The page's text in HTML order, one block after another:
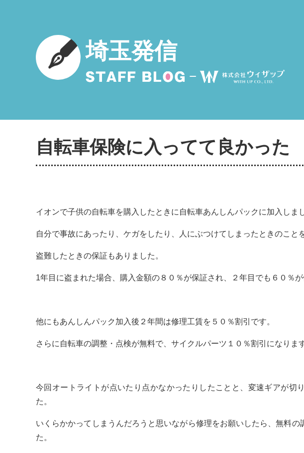
埼玉発信
自転車保険に入ってて良かった
イオンで子供の自転車を購入したときに自転車あんしんパックに加入しま
自分で事故にあったり、ケガをしたり、人にぶつけてしまったときのこと
盗難したときの保証もありました。
1年目に盗まれた場合、購入金額の８０％が保証され、２年目でも６０％が
他にもあんしんパック加入後２年間は修理工賃を５０％割引です。
さらに自転車の調整・点検が無料で、サイクルパーツ１０％割引になります
今回オートライトが点いたり点かなかったりしたことと、変速ギアが切
た。
いくらかかってしまうんだろうと思いながら修理をお願いしたら、無料
た。